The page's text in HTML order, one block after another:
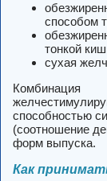
способом
тонкой
сухая
Комбинация
способностью
(соотношение
форм выпуска.
Как